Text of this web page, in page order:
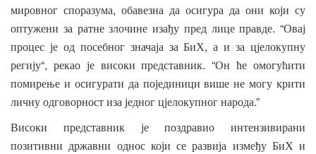
мировног споразума, обавезна да осигура да они који су
оптужени за ратне злочине изађу пред лице правде. “Овај
процес је од посебног значаја за БиХ,а и за цјелокупну
регију“, рекао је високи представник. “Он ће омогућити
помирење и осигурати да појединици више не могу крити
личну одговорност иза једног цјелокупног народа.”
Високи представник је поздравио
интензивирани
позитивни државни однос који се развија између БиХ и